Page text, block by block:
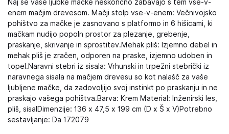
Naj se vaše ljubke mačke neskončno zabavajo s tem vse-v-
enem mačjim drevesom. Mačji stolp vse-v-enem: Večnivojsko
pohištvo za mačke je zasnovano s platformo in 6 hišicami, ki
mačkam nudijo popoln prostor za plezanje, grebenje,
praskanje, skrivanje in sprostitev.Mehak pliš: Izjemno debel in
mehak pliš je zračen, odporen na praske, izjemno udoben in
topel.Naravni stebri iz sisala: Vrhunski in trpežni stebrički iz
naravnega sisala na mačjem drevesu so kot nalašč za vaše
ljubljene mačke, da zadovoljijo svoj instinkt po praskanju in ne
praskajo vašega pohištva.Barva: Krem Material: Inženirski les,
pliš, sisalDimenzije: 136 x 47,5 x 199 cm (D x Š x V)Potrebno
sestavljanje: Da 172079